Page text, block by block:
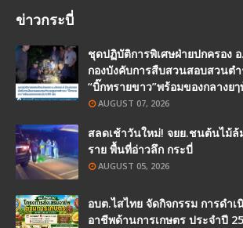
ข่าวกระบี่
ชุดปฏิบัติการพิเศษฝ่ายปกครอง
กองบังคับการสืบสวนสอบสวนต
“บิ๊กทรายขาว”พร้อมของกลางยๅ
AUGUST 07, 2026
สลดเช้าวันใหม่! จยย.ชนต้นไม้
ราย พื้นที่อ่าวลึก กระบี่
AUGUST 05, 2026
อบต.ไสไทย จัดกิจกรรม การดำเ
อาชีพด้านการเกษตร ประจำปี